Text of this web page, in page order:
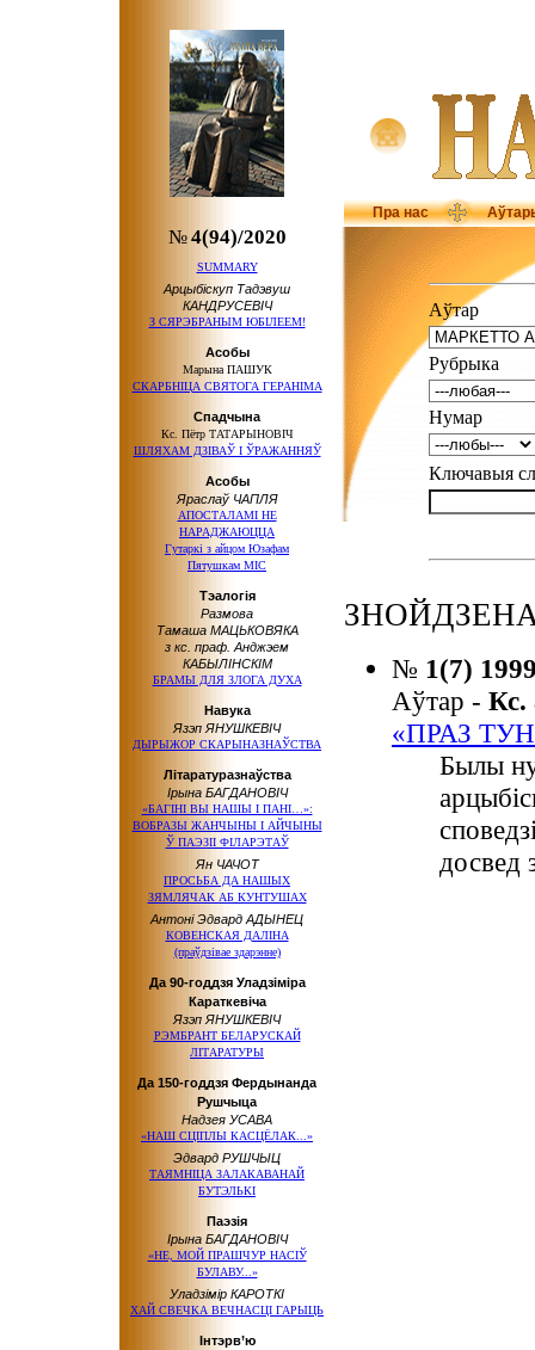
Пра нас
№4(94)/2020
SUMMARY
Арцыбіскуп Тадэвуш
КАНДРУСЕВІЧ
З СЯРЭБРАНЫМ ЮБІЛЕЕМ!
Асобы
Марына ПАШУК
СКАРБНІЦА СВЯТОГА ГЕРАНІМА
Спадчына
Кс. Пётр ТАТАРЫНОВІЧ
ШЛЯХАМ ДЗІВАЎ І ЎРАЖАННЯЎ
Асобы
Яраслаў ЧАПЛЯ
АПОСТАЛАМІ НЕ
НАРАДЖАЮЦЦА
Гутаркі з айцом Юзафам
Пятушкам MIC
Тэалогія
Размова
Тамаша МАЦЬКОВЯКА
з кс. праф. Анджэем
КАБЫЛІНСКІМ
БРАМЫ ДЛЯ ЗЛОГА ДУХА
Навука
Язэп ЯНУШКЕВІЧ
ДЫРЫЖОР СКАРЫНАЗНАЎСТВА
Літаратуразнаўства
Ірына БАГДАНОВІЧ
«БАГІНІ ВЫ НАШЫ І ПАНІ…»:
ВОБРАЗЫ ЖАНЧЫНЫ І АЙЧЫНЫ
Ў ПАЭЗІІ ФІЛАРЭТАЎ
Ян ЧАЧОТ
ПРОСЬБА ДА НАШЫХ
ЗЯМЛЯЧАК АБ КУНТУШАХ
Антоні Эдвард АДЫНЕЦ
КОВЕНСКАЯ ДАЛІНА
(праўдзівае здарэнне)
Да 90-годдзя Уладзіміра
Караткевіча
Язэп ЯНУШКЕВІЧ
РЭМБРАНТ БЕЛАРУСКАЙ
ЛІТАРАТУРЫ
Да 150-годдзя Фердынанда
Рушчыца
Надзея УСАВА
«НАШ СЦІПЛЫ КАСЦЁЛАК...»
Эдвард РУШЧЫЦ
ТАЯМНІЦА ЗАЛАКАВАНАЙ
БУТЭЛЬКІ
Паэзія
Ірына БАГДАНОВІЧ
«НЕ, МОЙ ПРАШЧУР НАСІЎ
БУЛАВУ...»
Уладзімір КАРОТКІ
ХАЙ СВЕЧКА ВЕЧНАСЦІ ГАРЫЦЬ
Інтэрв’ю
Аўтар
Рубрыка
Нумар
Ключавыя
№ 1(7)
Аўтар -
«ПРАЗ
Былы
досвед